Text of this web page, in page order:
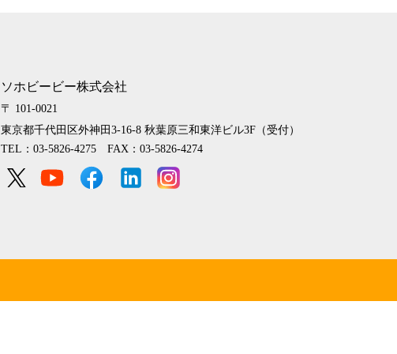
ソホビービー株式会社
〒 101-0021
東京都千代田区外神田3-16-8 秋葉原三和東洋ビル3F（受付）
TEL：03-5826-4275 FAX：03-5826-4274